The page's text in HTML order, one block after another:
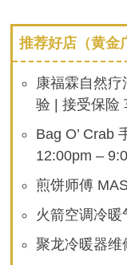
推荐好店（黄金
康福霖自然
验 | 接受保险
Bag O’ Crab
12:00pm –
煎饼师傅
火箭空调冷
聚龙冷暖器维